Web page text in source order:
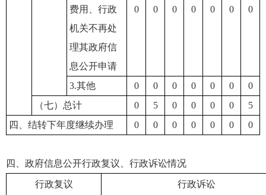
费用、行政
机关不再处
理其政府信
息公开申请
0 0 0 0 0 0 0
3.其他 0 0 0 0 0 0
0
（七）总计
0 5 0 0 0 0
5
四、结转下年度继续办理
0 0 0 0 0 0 0
四、政府信息公开行政复议、行政诉讼情况
行政复议 行政诉讼